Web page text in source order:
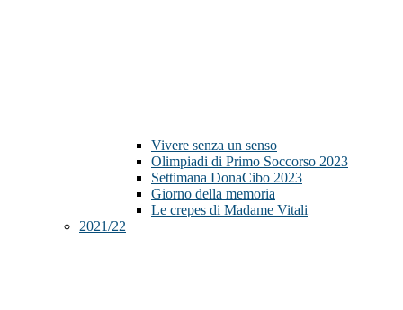
Vivere senza un senso
Olimpiadi di Primo Soccorso 2023
Settimana DonaCibo 2023
Giorno della memoria
Le crepes di Madame Vitali
2021/22